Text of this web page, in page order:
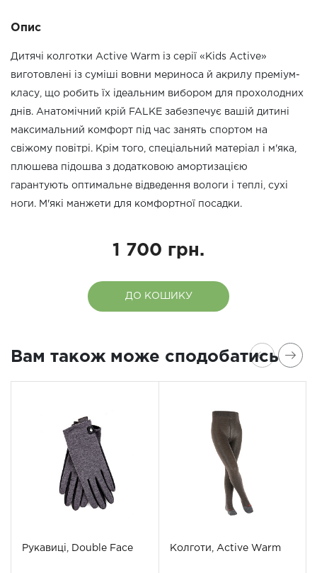
Опис
Дитячі колготки Active Warm із серії «Kids Active»
виготовлені із суміші вовни мериноса й акрилу преміум-
класу, що робить їх ідеальним вибором для прохолодних
днів. Анатомічний крій FALKE забезпечує вашій дитині
максимальний комфорт під час занять спортом на
свіжому повітрі. Крім того, спеціальний матеріал і м'яка,
плюшева підошва з додатковою амортизацією
гарантують оптимальне відведення вологи і теплі, сухі
ноги. М'які манжети для комфортної посадки.
1 700 грн.
ДО КОШИКУ
Вам також може сподобатись
Рукавиці, Double Face Колготи, Active Warm